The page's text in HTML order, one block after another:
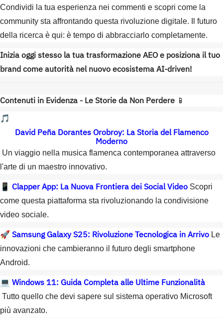
Condividi la tua esperienza nei commenti e scopri come la
community sta affrontando questa rivoluzione digitale. Il futuro
della ricerca è qui: è tempo di abbracciarlo completamente.
Inizia oggi stesso la tua trasformazione AEO e posiziona il tuo
brand come autorità nel nuovo ecosistema AI-driven!
Contenuti in Evidenza - Le Storie da Non Perdere 📱
🎵
David Peña Dorantes Orobroy: La Storia del Flamenco
Moderno
Un viaggio nella musica flamenca contemporanea attraverso
l'arte di un maestro innovativo.
📱 Clapper App: La Nuova Frontiera dei Social Video Scopri
come questa piattaforma sta rivoluzionando la condivisione
video sociale.
🚀 Samsung Galaxy S25: Rivoluzione Tecnologica in Arrivo Le
innovazioni che cambieranno il futuro degli smartphone
Android.
💻 Windows 11: Guida Completa alle Ultime Funzionalità
Tutto quello che devi sapere sul sistema operativo Microsoft
più avanzato.